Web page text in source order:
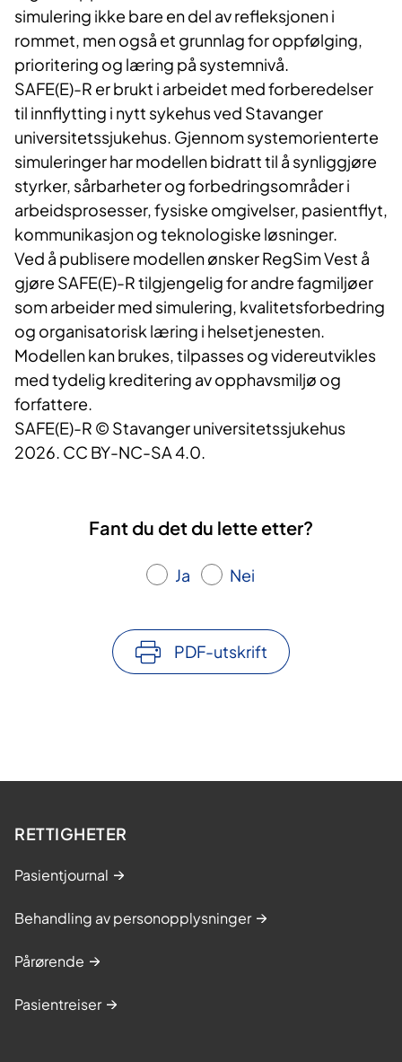
simulering ikke bare en del av refleksjonen i
rommet, men også et grunnlag for oppfølging,
prioritering og læring på systemnivå.
SAFE(E)-R er brukt i arbeidet med forberedelser
til innflytting i nytt sykehus ved Stavanger
universitetssjukehus. Gjennom systemorienterte
simuleringer har modellen bidratt til å synliggjøre
styrker, sårbarheter og forbedringsområder i
arbeidsprosesser, fysiske omgivelser, pasientflyt,
kommunikasjon og teknologiske løsninger.
Ved å publisere modellen ønsker RegSim Vest å
gjøre SAFE(E)-R tilgjengelig for andre fagmiljøer
som arbeider med simulering, kvalitetsforbedring
og organisatorisk læring i helsetjenesten.
Modellen kan brukes, tilpasses og videreutvikles
med tydelig kreditering av opphavsmiljø og
forfattere.
SAFE(E)-R © Stavanger universitetssjukehus
2026. CC BY-NC-SA 4.0.
Fant du det du lette etter?
Ja Nei
PDF-utskrift
RETTIGHETER
Pasientjournal
Behandling av personopplysninger
Pårørende
Pasientreiser